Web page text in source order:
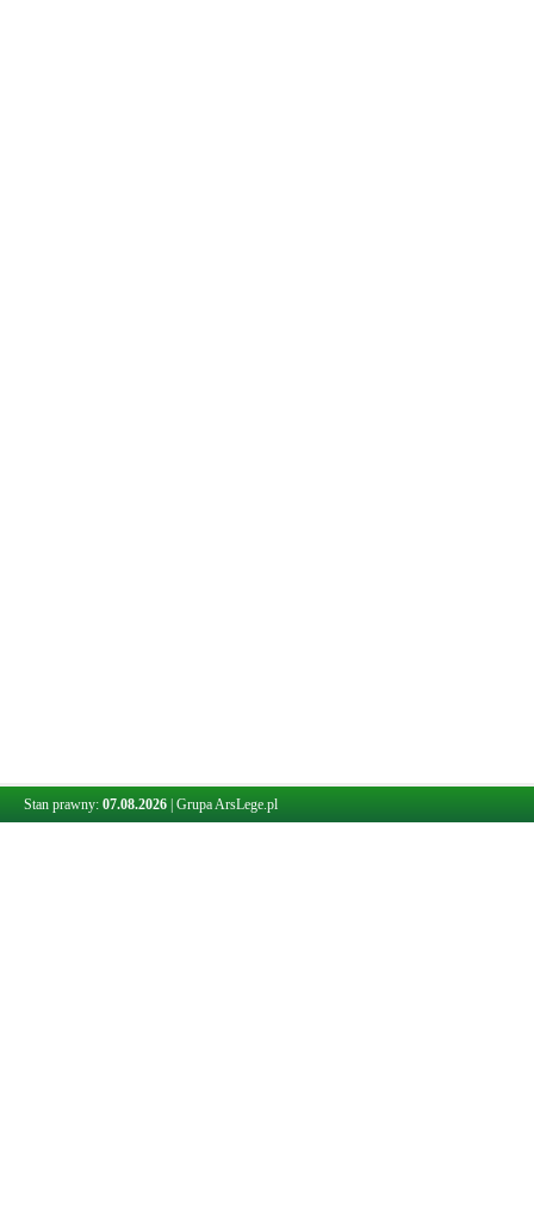
Stan prawny: 07.08.2026 Grupa ArsLege.pl